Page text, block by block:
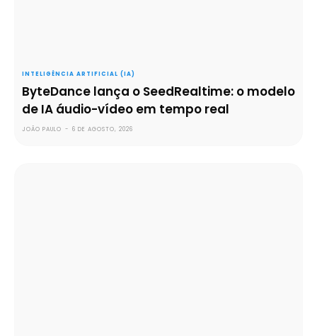
INTELIGÊNCIA ARTIFICIAL (IA)
ByteDance lança o SeedRealtime: o modelo
de IA áudio-vídeo em tempo real
JOÃO PAULO - 6 DE AGOSTO, 2026